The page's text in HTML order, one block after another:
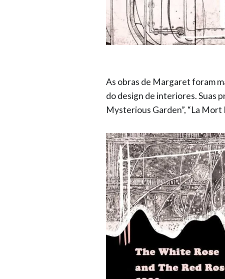
As obras de Margaret foram
do design de interiores. Suas
Mysterious Garden”, “La